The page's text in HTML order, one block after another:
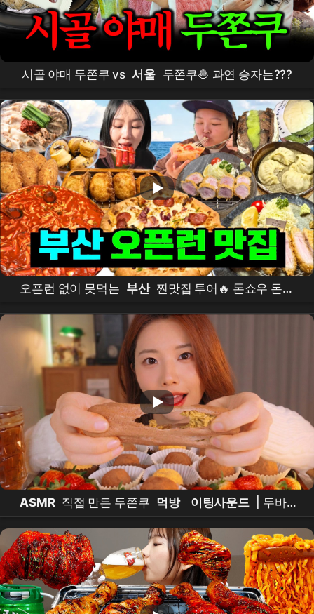
시골 야매 두쫀쿠 vs 서울 두쫀쿠🧆 과연 승자는???
오픈런 없이 못먹는 부산 찐맛집 투어🔥 톤쇼우 돈까
스 이재모피자 신발원 만두 영진돼지국밥 빨간떡볶이
더베이베이커리 쿠루미과자점 | 먹방 브이로그
Mukbang
VLOG
ASMR 직접 만든 두쫀쿠 먹방 이팅사운드
| 두바이
쫀득쿠키 asmr Dubai Chewy Cookies